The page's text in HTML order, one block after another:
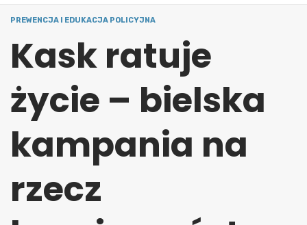
PREWENCJA I EDUKACJA POLICYJNA
Kask ratuje
życie – bielska
kampania na
rzecz